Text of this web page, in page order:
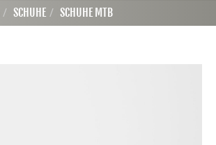
SCHUHE SCHUHE MTB